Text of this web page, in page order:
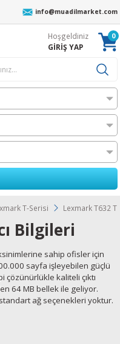
info@muadilmarket.com
Hoşgeldiniz
GİRİŞ YAP
0
T-Serisi Lexmark T632
Bilgileri
sahip ofisler için
sayfa işleyebilen güçlü
kaliteli çıktı
64 MB bellek ile geliyor.
standart ağ seçenekleri yoktur.